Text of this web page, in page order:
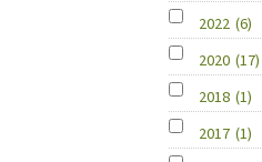
2022 (6)
2020 (17)
2018 (1)
2017 (1)